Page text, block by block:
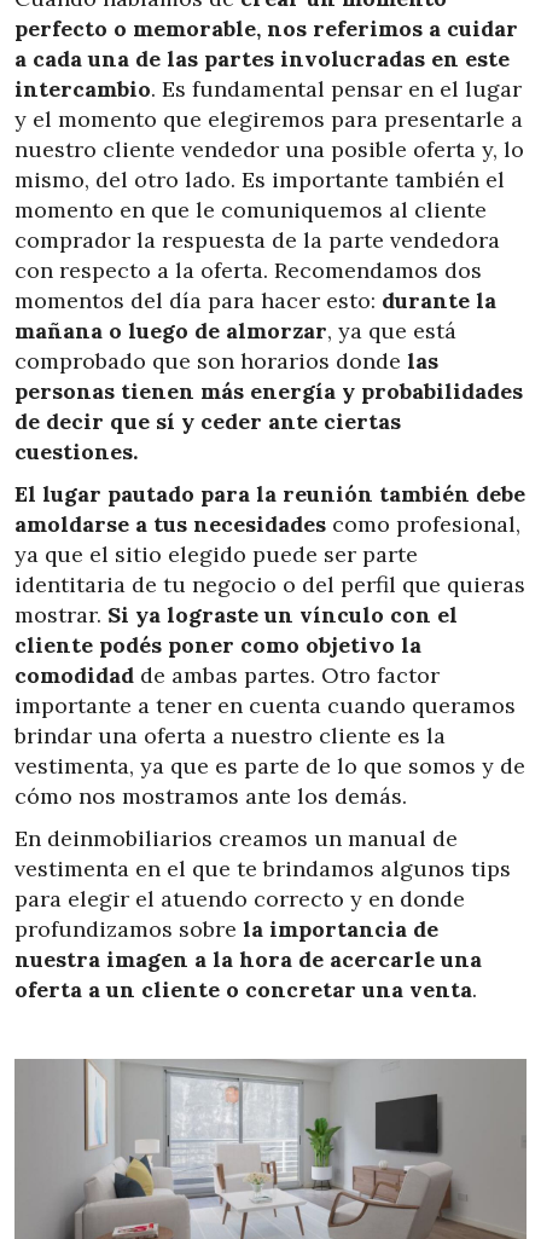
perfecto o memorable, nos referimos a cuidar
a cada una de las partes involucradas en este
intercambio. Es fundamental pensar en el lugar
y el momento que elegiremos para presentarle a
nuestro cliente vendedor una posible oferta y, lo
mismo, del otro lado. Es importante también el
momento en que le comuniquemos al cliente
comprador la respuesta de la parte vendedora
con respecto a la oferta. Recomendamos dos
momentos del día para hacer esto: durante la
mañana o luego de almorzar, ya que está
comprobado que son horarios donde las
personas tienen más energía y probabilidades
de decir que sí y ceder ante ciertas
cuestiones.
El lugar pautado para la reunión también debe
amoldarse a tus necesidades como profesional,
ya que el sitio elegido puede ser parte
identitaria de tu negocio o del perfil que quieras
mostrar. Si ya lograste un vínculo con el
cliente podés poner como objetivo la
comodidad de ambas partes. Otro factor
importante a tener en cuenta cuando queramos
brindar una oferta a nuestro cliente es la
vestimenta, ya que es parte de lo que somos y de
cómo nos mostramos ante los demás.
En deinmobiliarios creamos un manual de
vestimenta en el que te brindamos algunos tips
para elegir el atuendo correcto y en donde
profundizamos sobre la importancia de
nuestra imagen a la hora de acercarle una
oferta a un cliente o concretar una venta.